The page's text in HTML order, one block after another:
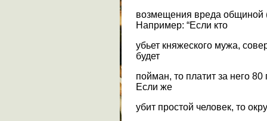
возмещения вреда общиной
Например: “Если кто
убьет княжеского мужа,
будет
пойман, то платит за него 80
Если же
убит простой человек, то